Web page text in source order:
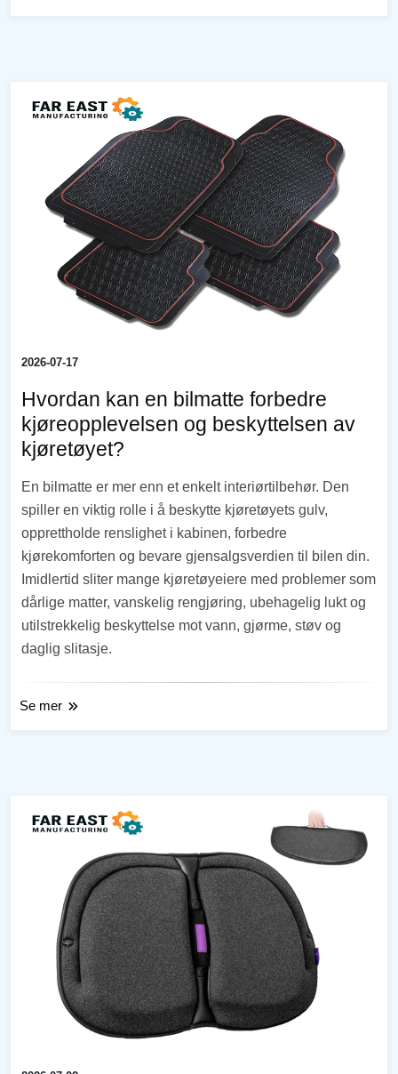
2026-07-17
Hvordan kan en bilmatte forbedre
kjøreopplevelsen og beskyttelsen av
kjøretøyet?
En bilmatte er mer enn et enkelt interiørtilbehør. Den
spiller en viktig rolle i å beskytte kjøretøyets gulv,
opprettholde renslighet i kabinen, forbedre
kjørekomforten og bevare gjensalgsverdien til bilen din.
Imidlertid sliter mange kjøretøyeiere med problemer som
dårlige matter, vanskelig rengjøring, ubehagelig lukt og
utilstrekkelig beskyttelse mot vann, gjørme, støv og
daglig slitasje.
Se mer